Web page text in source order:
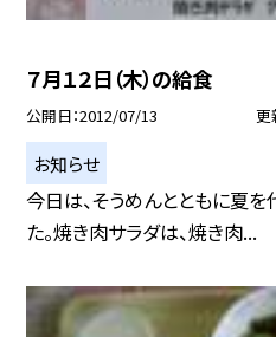
７月１２日（木）の給食
公開日 2012/07/13 更
お知らせ
今日は、そうめんとともに夏
た。焼き肉サラダは、焼き肉...